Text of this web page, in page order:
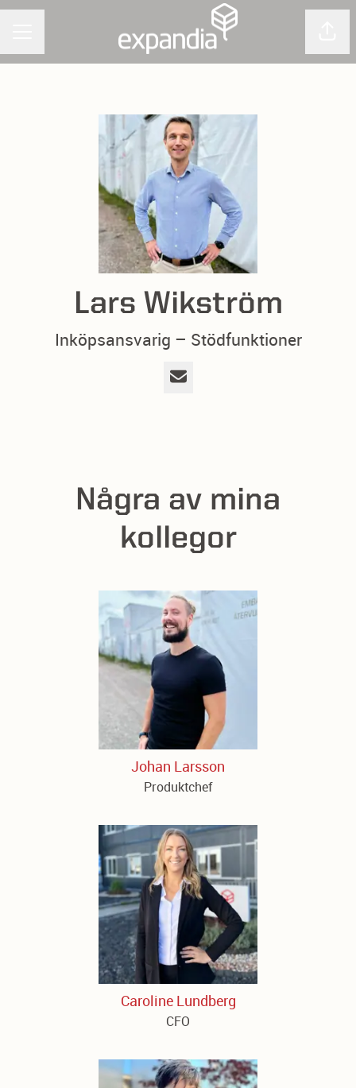
Lars Wikström
Inköpsansvarig – Stödfunktioner
E-post
Några av mina
kollegor
Johan Larsson
Produktchef
Caroline Lundberg
CFO